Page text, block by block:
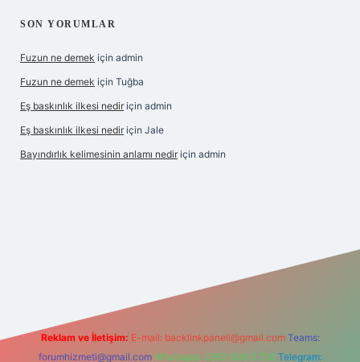
SON YORUMLAR
Fuzun ne demek için admin
Fuzun ne demek için Tuğba
Eş baskınlık ilkesi nedir için admin
Eş baskınlık ilkesi nedir için Jale
Bayındırlık kelimesinin anlamı nedir için admin
Reklam ve İletişim: E-mail: backlinkpaneli@gmail.com Teams:
forumhizmeti@gmail.com Whatsapp: 0262 606 0 726 Telegram: